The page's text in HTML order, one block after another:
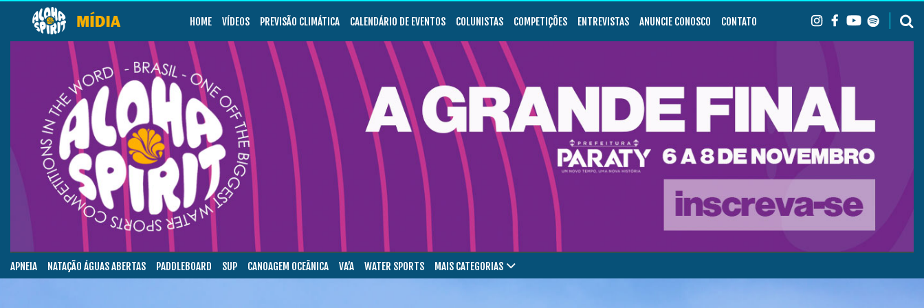
HOME VÍDEOS PREVISÃO CLIMÁTICA CALENDÁRIO DE EVENTOS COLUNISTAS COMPETIÇÕES ENTREVISTAS ANUNCIE CONOSCO CONTATO
APNEIA NATAÇÃO ÁGUAS ABERTAS PADDLEBOARD SUP CANOAGEM OCEÂNICA VA’A WATER SPORTS MAIS CATEGORIAS